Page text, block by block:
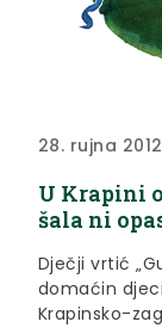
28. rujna
U Krapini
šala ni
Dječji vrtić
domaćin
Krapinsko-